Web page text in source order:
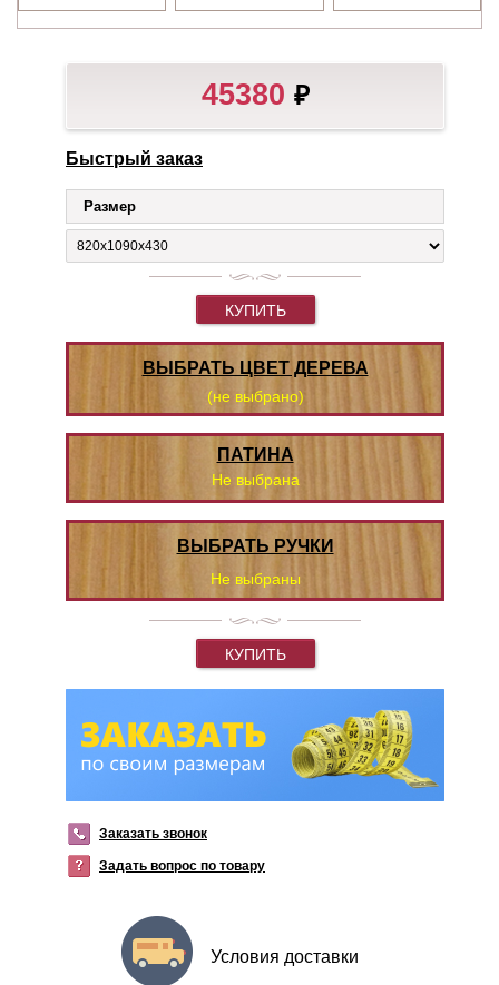
45380 ₽
Быстрый заказ
Размер
КУПИТЬ
ВЫБРАТЬ ЦВЕТ ДЕРЕВА
(не выбрано)
ПАТИНА
Не выбрана
ВЫБРАТЬ РУЧКИ
Не выбраны
КУПИТЬ
Заказать звонок
Задать вопрос по товару
Условия доставки